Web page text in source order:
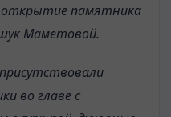
открытие памятника
Маметовой.
во главе с